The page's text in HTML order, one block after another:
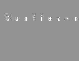
Confiez-